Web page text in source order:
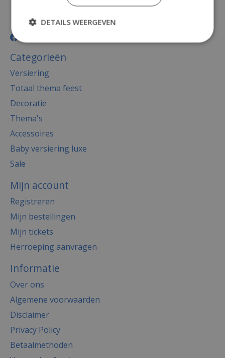
Categorieën
Versiering
Totaal thema feest
Decoratie
Thema's
Accessoires
Baby versiering luxe
Sale
Mijn account
Registreren
Mijn bestellingen
Mijn tickets
Herroeping aanvragen
Informatie
Over ons
Algemene voorwaarden
Disclaimer
Privacy Policy
Betaalmethoden
DETAILS WEERGEVEN